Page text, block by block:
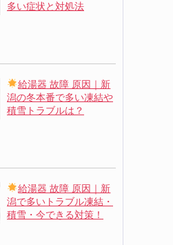
多い症状と対処法
給湯器 故障 原因｜新
潟の冬本番で多い凍結や
積雪トラブルは？
給湯器 故障 原因｜新
潟で多いトラブル凍結・
積雪・今できる対策！